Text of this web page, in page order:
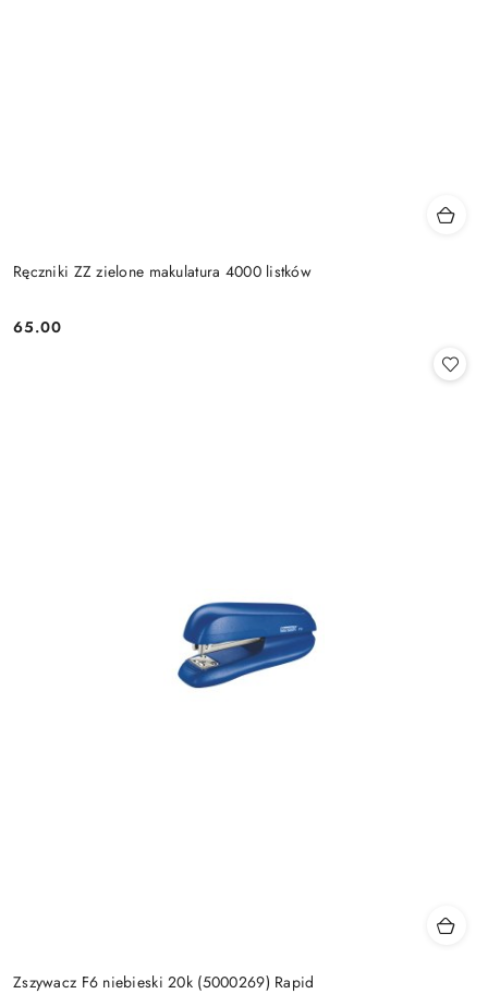
Ręczniki ZZ zielone makulatura 4000 listków
Cena:
65.00
Zszywacz F6 niebieski 20k (5000269) Rapid